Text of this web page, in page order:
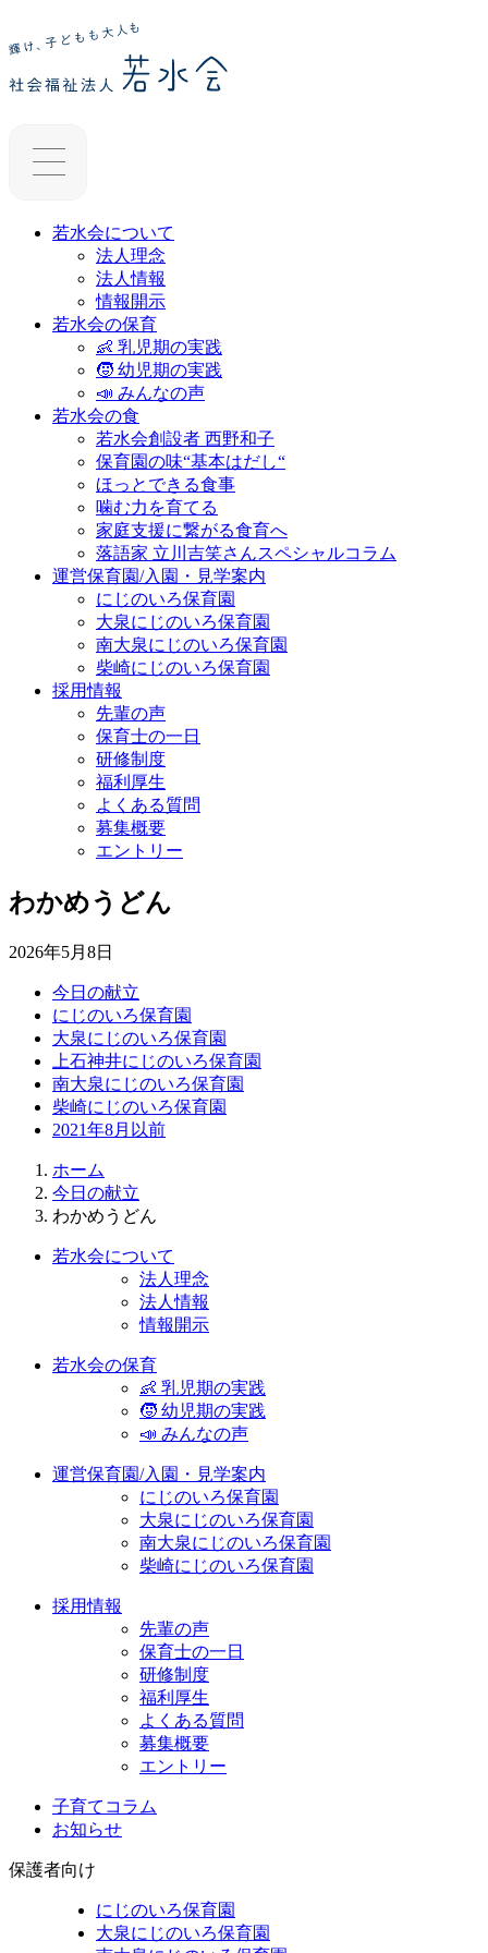
若水会について
法人理念
法人情報
情報開示
若水会の保育
👶 乳児期の実践
🧒 幼児期の実践
📣 みんなの声
若水会の食
若水会創設者 西野和子
保育園の味“基本はだし“
ほっとできる食事
噛む力を育てる
家庭支援に繋がる食育へ
落語家 立川吉笑さんスペシャルコラム
運営保育園/入園・見学案内
にじのいろ保育園
大泉にじのいろ保育園
南大泉にじのいろ保育園
柴崎にじのいろ保育園
採用情報
先輩の声
保育士の一日
研修制度
福利厚生
よくある質問
募集概要
エントリー
わかめうどん
2026年5月8日
今日の献立
にじのいろ保育園
大泉にじのいろ保育園
上石神井にじのいろ保育園
南大泉にじのいろ保育園
柴崎にじのいろ保育園
2021年8月以前
ホーム
今日の献立
わかめうどん
若水会について
法人理念
法人情報
情報開示
若水会の保育
👶 乳児期の実践
🧒 幼児期の実践
📣 みんなの声
運営保育園/入園・見学案内
にじのいろ保育園
大泉にじのいろ保育園
南大泉にじのいろ保育園
柴崎にじのいろ保育園
採用情報
先輩の声
保育士の一日
研修制度
福利厚生
よくある質問
募集概要
エントリー
子育てコラム
お知らせ
保護者向け
にじのいろ保育園
大泉にじのいろ保育園